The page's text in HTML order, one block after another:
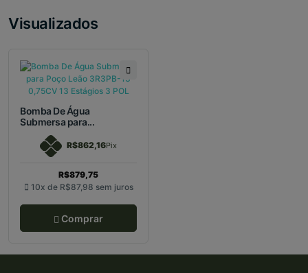
Visualizados
Bomba De Água
Submersa para...
R$862,16Pix
R$879,75
10x de R$87,98 sem juros
Comprar